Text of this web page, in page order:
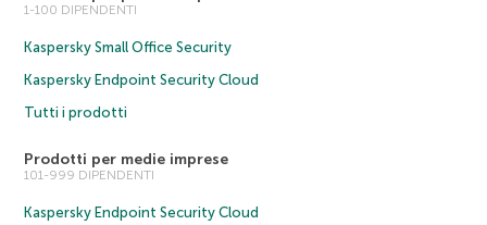
1-100 DIPENDENTI
Kaspersky Small Office Security
Kaspersky Endpoint Security Cloud
Tutti i prodotti
Prodotti per medie imprese
101-999 DIPENDENTI
Kaspersky Endpoint Security Cloud